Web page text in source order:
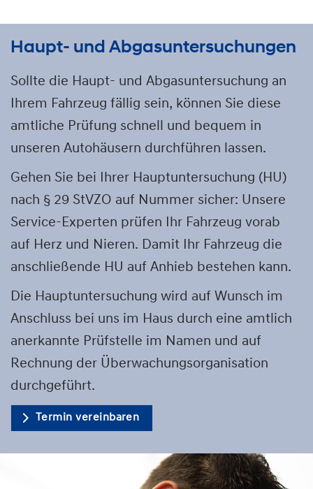
Haupt- und Abgasuntersuchungen
Sollte die Haupt- und Abgasuntersuchung an
Ihrem Fahrzeug fällig sein, können Sie diese
amtliche Prüfung schnell und bequem in
unseren Autohäusern durchführen lassen.
Gehen Sie bei Ihrer Hauptuntersuchung (HU)
nach § 29 StVZO auf Nummer sicher: Unsere
Service-Experten prüfen Ihr Fahrzeug vorab
auf Herz und Nieren. Damit Ihr Fahrzeug die
anschließende HU auf Anhieb bestehen kann.
Die Hauptuntersuchung wird auf Wunsch im
Anschluss bei uns im Haus durch eine amtlich
anerkannte Prüfstelle im Namen und auf
Rechnung der Überwachungsorganisation
durchgeführt.
Termin vereinbaren